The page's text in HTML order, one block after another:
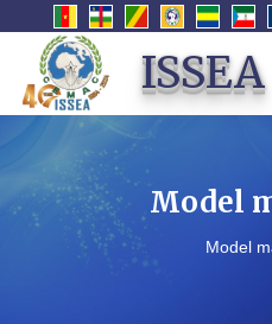
ISSEA
Model
Model